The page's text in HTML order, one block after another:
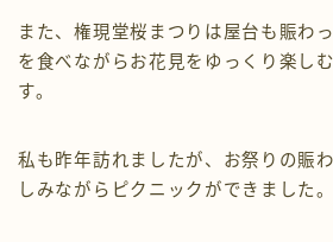
また、権現堂桜まつりは屋台も賑わ
を食べながらお花見をゆっくり楽し
す。
私も昨年訪れましたが、お祭りの賑
しみながらピクニックができました。